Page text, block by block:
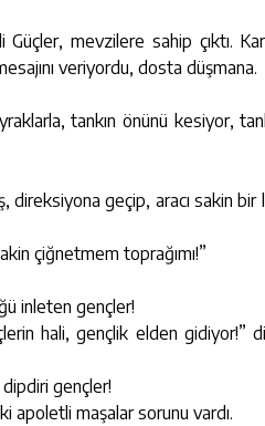
mevzilere sahip çıktı.
veriyordu, dosta düşmana.
tankın önünü kesiyor,
direksiyona geçip, aracı sakin bir
çiğnetmem toprağımı!”
inleten gençler!
hali, gençlik elden gidiyor!”
gençler!
apoletli maşalar sorunu vardı.